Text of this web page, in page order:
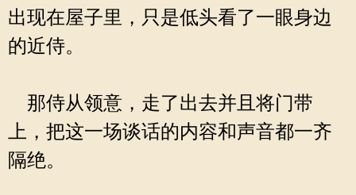
出现在屋子里，只是低头看了一眼身边
的近侍。
那侍从领意，走了出去并且将门带
上，把这一场谈话的内容和声音都一齐
隔绝。